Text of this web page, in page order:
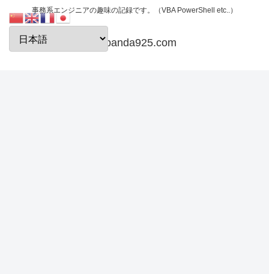
事務系エンジニアの趣味の記録です。（VBA PowerShell etc..）
papanda925.com